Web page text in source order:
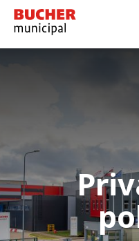
Bucher
Municipal